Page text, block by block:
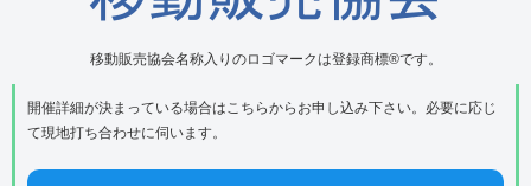
移動販売協会名称入りのロゴマークは登録商標®です。
開催詳細が決まっている場合はこちらからお申し込み下さい。必要に応じ
て現地打ち合わせに伺います。